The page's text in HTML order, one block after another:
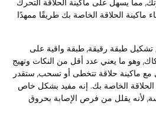
يسهل على ماكينة الحلاقة التحرك
الحلاقة الخاصة بك طريقًا ممهدًا
طبقة رقيقة, طبقة واقية على
وهو ما يعني عدد أقل من النكات وتهيج
ماكينة حلاقة تتخطى أو تسحب, ستقدر
الخاصة بك. إنه مفيد بشكل خاص
يقلل من فرص الإصابة بحروق